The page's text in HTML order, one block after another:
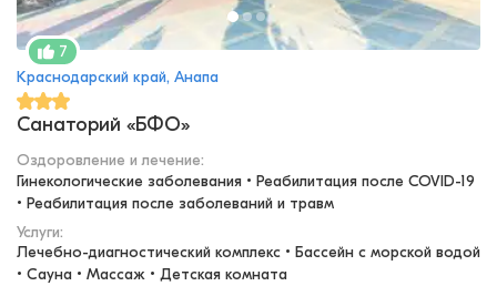
7
Краснодарский край, Анапа
Санаторий «БФО»
Оздоровление и лечение:
Гинекологические заболевания • Реабилитация после COVID-19
• Реабилитация после заболеваний и травм
Услуги:
Лечебно-диагностический комплекс • Бассейн с морской водой
• Сауна • Массаж • Детская комната